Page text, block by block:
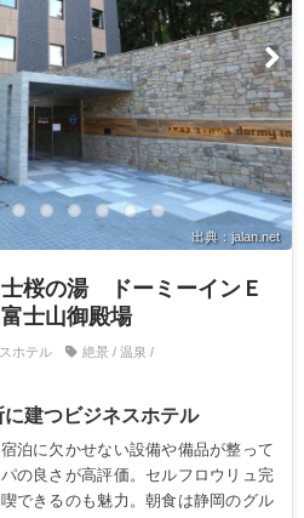
出典：jalan.net
桜の湯 ドーミーインＥ
士山御殿場
スホテル 絶景 / 温泉 /
建つビジネスホテル
泊に欠かせない設備や備品が整って
の良さが高評価。セルフロウリュ完
できるのも魅力。朝食は静岡のグル